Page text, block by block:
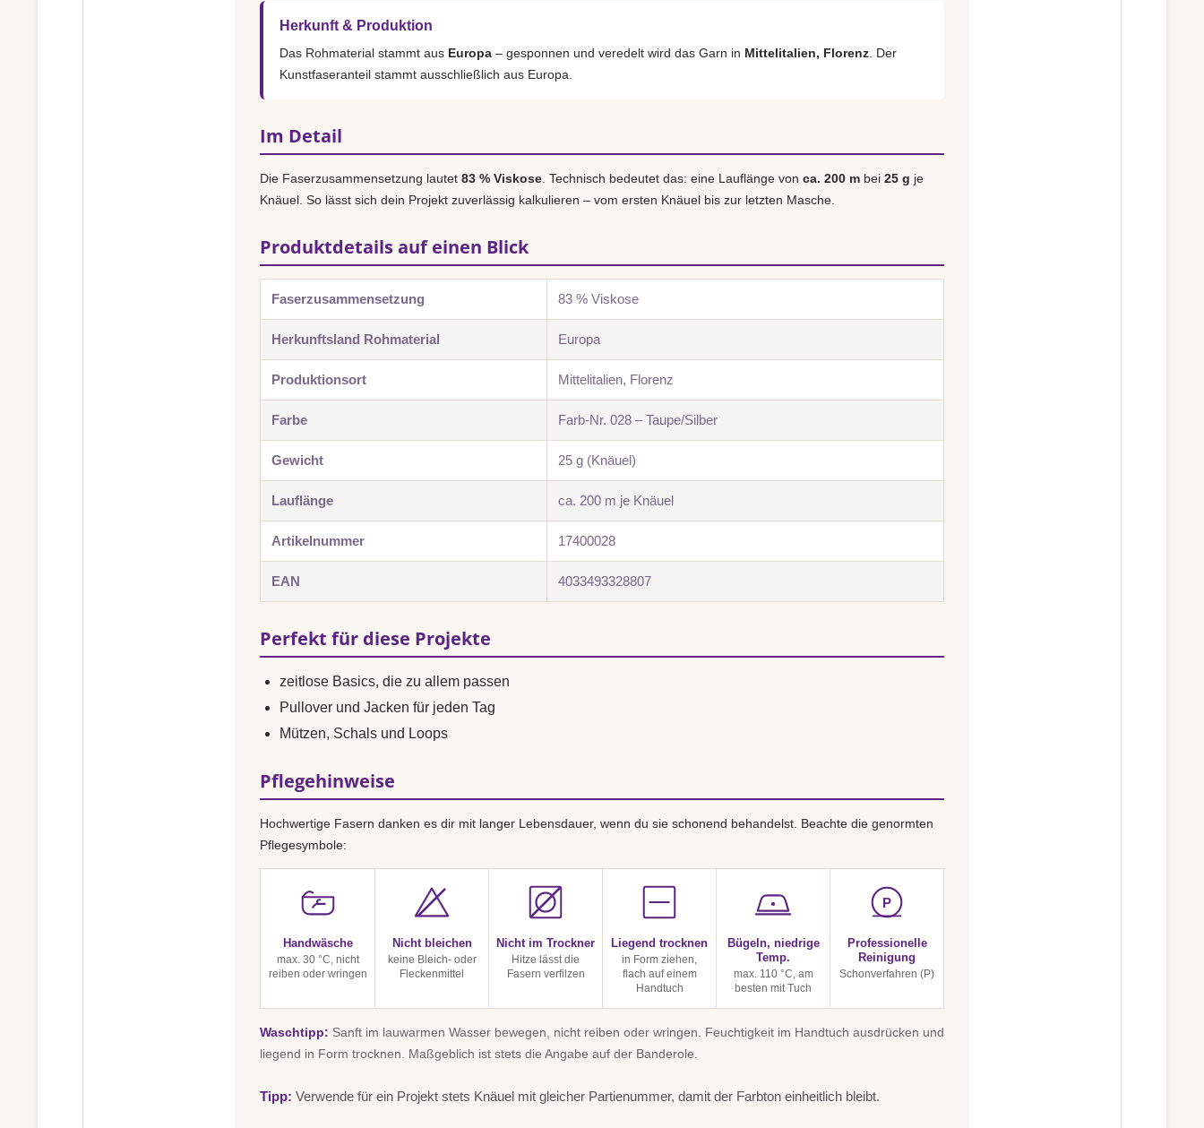
Herkunft & Produktion
Das Rohmaterial stammt aus Europa – gesponnen und veredelt wird das Garn in Mittelitalien, Florenz . Der
Kunstfaseranteil stammt ausschließlich aus Europa.
Im Detail
Die Faserzusammensetzung lautet 83 % Viskose . Technisch bedeutet das: eine Lauflänge von ca. 200 m bei 25 g je
Knäuel. So lässt sich dein Projekt zuverlässig kalkulieren – vom ersten Knäuel bis zur letzten Masche.
Produktdetails auf einen Blick
Faserzusammensetzung 83 % Viskose
Herkunftsland Rohmaterial Europa
Produktionsort Mittelitalien, Florenz
Farbe Farb-Nr. 028 – Taupe/Silber
Gewicht 25 g (Knäuel)
Lauflänge ca. 200 m je Knäuel
Artikelnummer 17400028
EAN 4033493328807
Perfekt für diese Projekte
zeitlose Basics, die zu allem passen
Pullover und Jacken für jeden Tag
Mützen, Schals und Loops
Pflegehinweise
Hochwertige Fasern danken es dir mit langer Lebensdauer, wenn du sie schonend behandelst. Beachte die genormten
Pflegesymbole:
Handwäsche
max. 30 °C, nicht
reiben oder wringen
Nicht bleichen
keine Bleich- oder
Fleckenmittel
Nicht im Trockner
Hitze lässt die
Fasern verfilzen
Liegend trocknen
in Form ziehen,
flach auf einem
Handtuch
Bügeln, niedrige
Temp.
max. 110 °C, am
besten mit Tuch
P
Professionelle
Reinigung
Schonverfahren (P)
Waschtipp: Sanft im lauwarmen Wasser bewegen, nicht reiben oder wringen. Feuchtigkeit im Handtuch ausdrücken und
liegend in Form trocknen. Maßgeblich ist stets die Angabe auf der Banderole.
Tipp: Verwende für ein Projekt stets Knäuel mit gleicher Partienummer, damit der Farbton einheitlich bleibt.